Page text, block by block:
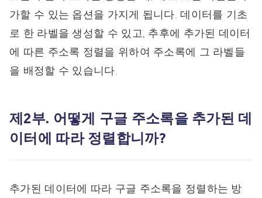
가할 수 있는 옵션을 가지게 됩니다. 데이터를 기초
로 한 라벨을 생성할 수 있고, 추후에 추가된 데이터
에 따른 주소록 정렬을 위하여 주소록에 그 라벨들
을 배정할 수 있습니다.
제2부. 어떻게 구글 주소록을 추가된 데
이터에 따라 정렬합니까?
추가된 데이터에 따라 구글 주소록을 정렬하는 방